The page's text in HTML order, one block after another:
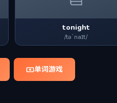
tonight
/təˈnaɪt/
单词游戏